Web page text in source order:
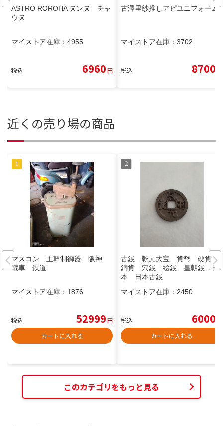
ASTRO ROROHA ヌンヌ チャ
ウヌ
マイストア在庫： 4955
税込 6960円
古澤里紗推しアピユニフォーム
マイストア在庫： 3702
税込 8700
近くの売り場の商品
マスコン 主幹制御器 阪神
電車 鉄道
マイストア在庫： 1876
税込 52999円
カートに入れる
古銭 乾元大宝 貨幣 硬貨
銅貨 穴銭 絵銭 皇朝銭 日
本 日本古銭
マイストア在庫： 2450
税込 6000
カートに入れる
このカテゴリをもっと見る